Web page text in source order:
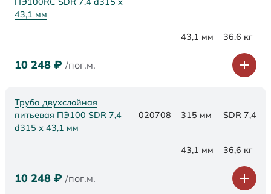
43,1 мм
43,1 мм 36,6 кг
10 248 ₽ /пог.м.
Труба двухслойная
питьевая ПЭ100 SDR 7,4
d315 х 43,1 мм
020708 315 мм SDR 7,4
43,1 мм 36,6 кг
10 248 ₽ /пог.м.